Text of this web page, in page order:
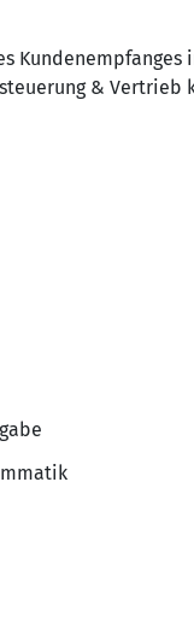
& Vertrieb